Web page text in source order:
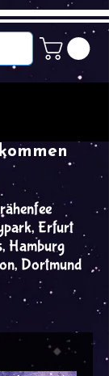
Erfurt
Hamburg
Dortmund